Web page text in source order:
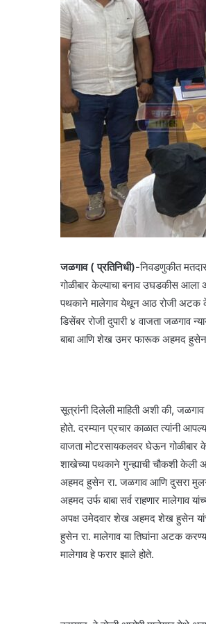
जळगाव ( प्रतिनिधी)-निवडणुकीत
गोळीबार केल्याचा बनाव उघडकीस
पथकाने मालेगाव येथून आठ रोजी अटक
डिसेंबर रोजी दुपारी ४ वाजता जळगाव
बाबा आणि शेख उमर फारूक अहमद हुसेन
सूत्रांनी दिलेली माहिती अशी की,
होते. दरम्यान प्रचार काळात त्यांनी
वाजता मोटरसायकलवर घेऊन गोळीबार
शाखेच्या पथकाने गुन्ह्याची चौकशी
अहमद हुसेन रा. जळगाव आणि दुसरा
अहमद उर्फ बाबा सर्व राहणार मालेगाव
अपक्ष उमेदवार शेख अहमद शेख हुसेन
हुसेन रा. मालेगाव या तिघांना अटक
मालेगाव हे फरार झाले होते.